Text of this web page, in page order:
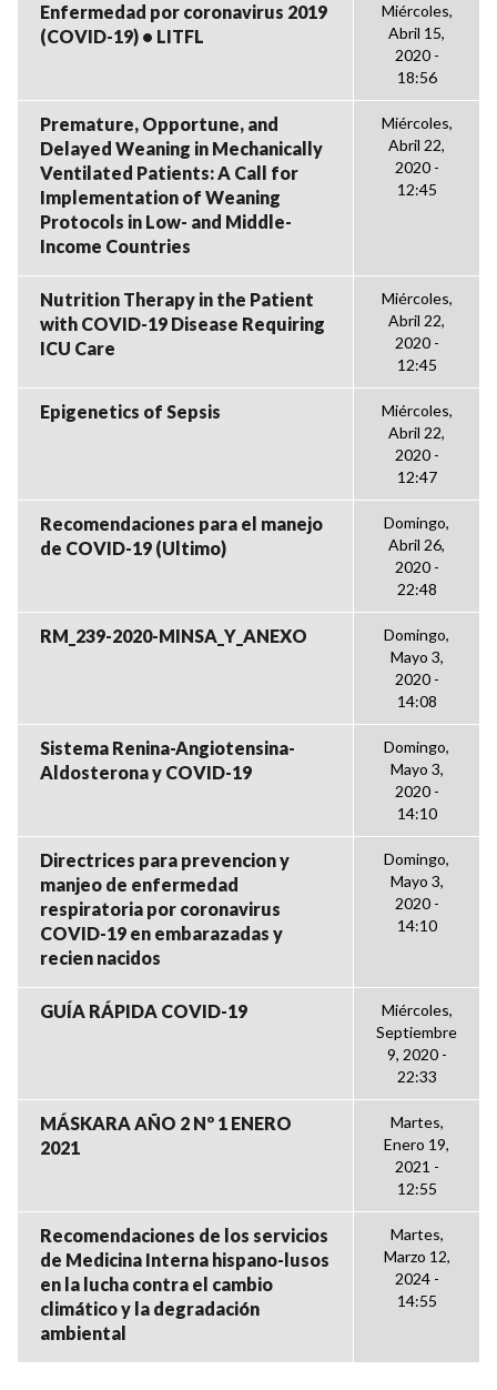
Enfermedad por coronavirus 2019
(COVID-19) • LITFL
Miércoles,
Abril 15,
2020 -
18:56
Premature, Opportune, and
Delayed Weaning in Mechanically
Ventilated Patients: A Call for
Implementation of Weaning
Protocols in Low- and Middle-
Income Countries
Miércoles,
Abril 22,
2020 -
12:45
Nutrition Therapy in the Patient
with COVID-19 Disease Requiring
ICU Care
Miércoles,
Abril 22,
2020 -
12:45
Epigenetics of Sepsis
Miércoles,
Abril 22,
2020 -
12:47
Recomendaciones para el manejo
de COVID-19 (Ultimo)
Domingo,
Abril 26,
2020 -
22:48
RM_239-2020-MINSA_Y_ANEXO
Domingo,
Mayo 3,
2020 -
14:08
Sistema Renina-Angiotensina-
Aldosterona y COVID-19
Domingo,
Mayo 3,
2020 -
14:10
Directrices para prevencion y
manjeo de enfermedad
respiratoria por coronavirus
COVID-19 en embarazadas y
recien nacidos
Domingo,
Mayo 3,
2020 -
14:10
GUÍA RÁPIDA COVID-19
Miércoles,
Septiembre
9, 2020 -
22:33
MÁSKARA AÑO 2 Nº 1 ENERO
2021
Martes,
Enero 19,
2021 -
12:55
Recomendaciones de los servicios
de Medicina Interna hispano-lusos
en la lucha contra el cambio
climático y la degradación
ambiental
Martes,
Marzo 12,
2024 -
14:55